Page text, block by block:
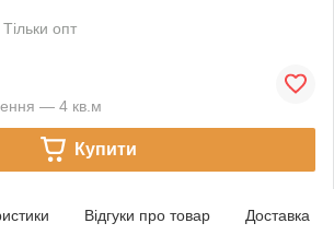
Тільки опт
— 4 кв.м
Купити
Відгуки про товар Доставка